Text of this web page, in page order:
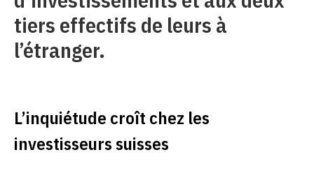
tiers effectifs de leurs à
l’étranger.
L’inquiétude croît chez les
investisseurs suisses